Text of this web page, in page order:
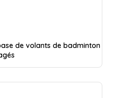
de volants de badminton